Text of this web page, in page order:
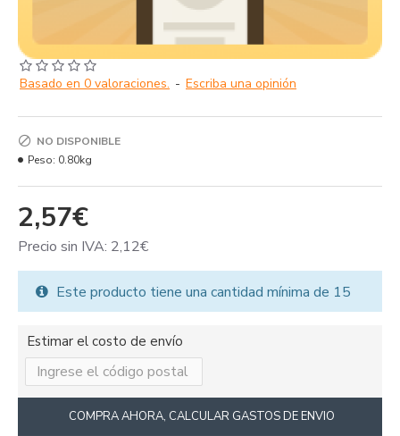
Basado en 0 valoraciones. - Escriba una opinión
2,57€
Precio sin IVA: 2,12€
NO DISPONIBLE
Peso: 0.80kg
Este producto tiene una cantidad mínima de 15
Estimar el costo de envío
COMPRA AHORA, CALCULAR GASTOS DE ENVIO